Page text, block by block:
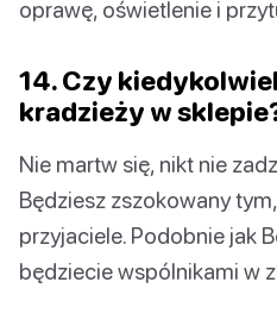
oprawę, oświetlenie i
14. Czy
kradzieży w
Nie martw się, nikt nie
Będziesz zszokowany
przyjaciele. Podobnie jak
będziecie wspólnikami w